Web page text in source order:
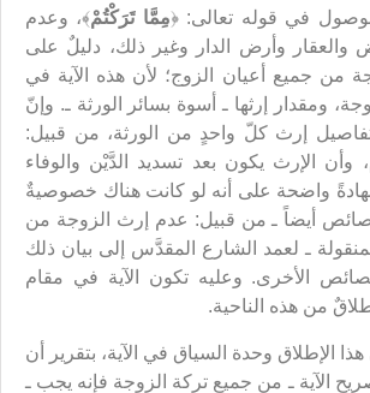
في قوله تعالى: ﴿مِمَّا تَرَكْتُمْ﴾، وعدم
والعقار وأرض الدار وغير ذلك، دليلٌ على
من جميع أعيان الزوج؛ لأن هذه الآية في
ومقدار إرثها ـ أسوة بسائر الورثة ـ. وإنّ
إرث كلّ واحدٍ من الورثة، من قبيل:
وأن الإرث يكون بعد تسديد الدَّيْن والوفاء
واضحة على أنه لو كانت هناك خصوصيةٌ
أيضاً ـ من قبيل: عدم إرث الزوجة من
ـ لعمد الشارع المقدَّس إلى بيان ذلك
الأخرى. وعليه تكون الآية في مقام
من هذه الناحية.
الإطلاق وحدة السياق في الآية، بتقرير أن
الآية ـ من جميع تركة الزوجة فإنه يجب ـ